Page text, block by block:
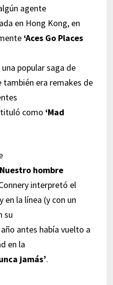
agente
en Hong Kong, en
‘Aces Go Places
popular saga de
era remakes de
como ‘Mad
hombre
interpretó el
en la línea (y con un
su
antes había vuelto a
en la
jamás’.